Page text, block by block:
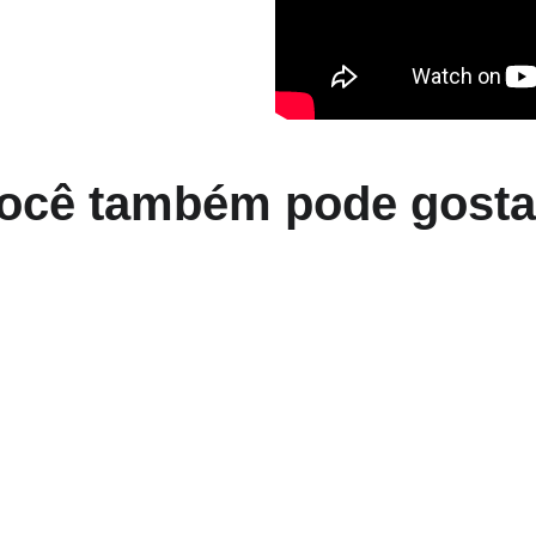
também pode